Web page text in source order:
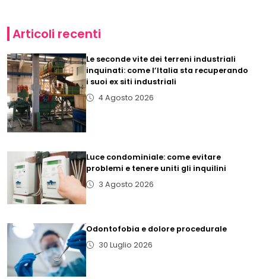
Articoli recenti
Le seconde vite dei terreni industriali
inquinati: come l’Italia sta recuperando
i suoi ex siti industriali
4 Agosto 2026
Luce condominiale: come evitare
problemi e tenere uniti gli inquilini
3 Agosto 2026
Odontofobia e dolore procedurale
30 Luglio 2026